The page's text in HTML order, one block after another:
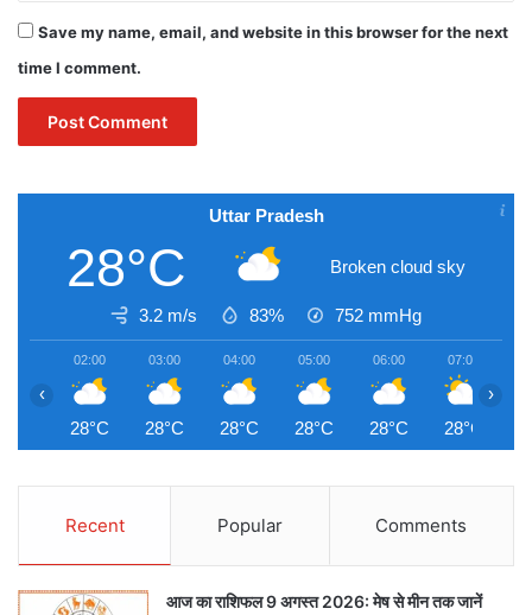
Save my name, email, and website in this browser for the next
time I comment.
Uttar Pradesh
28°C Broken cloud sky
3.2 m/s 83% 752 mmHg
02:00
28°C
03:00
28°C
04:00
28°C
05:00
28°C
06:00
28°C
07:00
28°C
‹ ›
Recent Popular Comments
आज का राशिफल 9 अगस्त 2026: मेष से मीन तक जानें